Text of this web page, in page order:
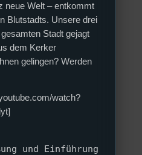
neue Welt – entkommt
Blutstadts. Unsere drei
Stadt gejagt
dem Kerker
gelingen? Werden
watch?
und Einführung